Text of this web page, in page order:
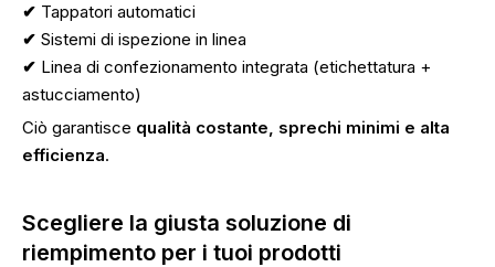
✔ Tappatori automatici
✔ Sistemi di ispezione in linea
✔ Linea di confezionamento integrata (etichettatura +
astucciamento)
Ciò garantisce qualità costante, sprechi minimi e alta
efficienza.
Scegliere la giusta soluzione di
riempimento per i tuoi prodotti